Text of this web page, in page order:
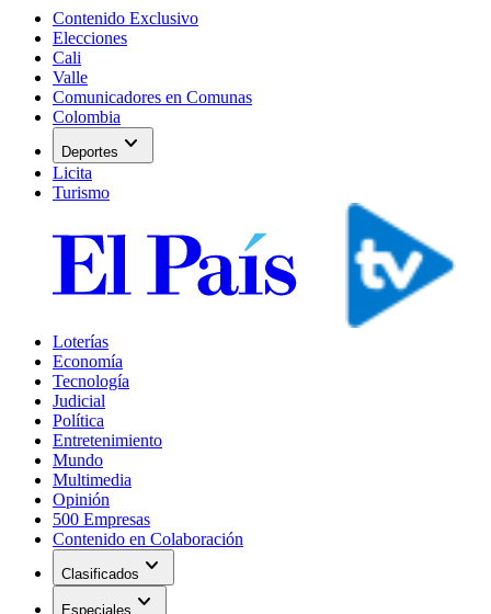
Contenido Exclusivo
Elecciones
Cali
Valle
Comunicadores en Comunas
Colombia
Deportes expand_more
Licita
Turismo
Loterías
Economía
Tecnología
Judicial
Política
Entretenimiento
Mundo
Multimedia
Opinión
500 Empresas
Contenido en Colaboración
Clasificados expand_more
Especiales expand_more